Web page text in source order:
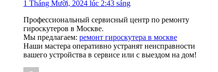
1 Tháng Mười, 2024 lúc 2:43 sáng
Профессиональный сервисный центр по ремонту
гироскутеров в Москве.
Мы предлагаем: ремонт гироскутера в москве
Наши мастера оперативно устранят неисправности
вашего устройства в сервисе или с выездом на дом!